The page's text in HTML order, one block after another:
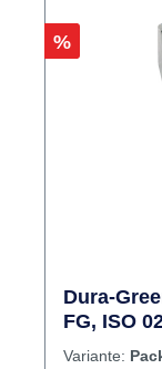
Rabatt
%
Dura-
FG, ISO
Variante: